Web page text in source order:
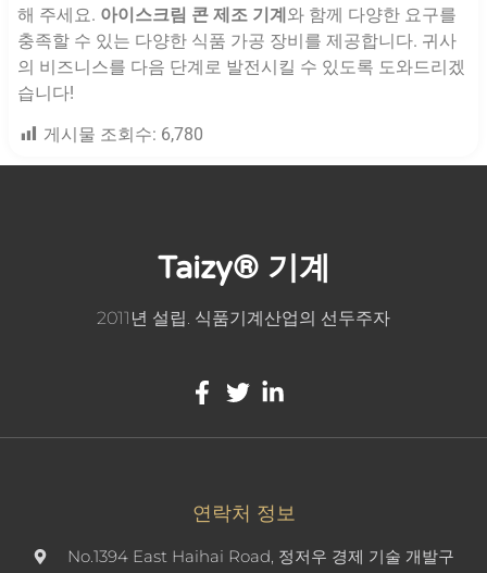
해 주세요. 아이스크림 콘 제조 기계와 함께 다양한 요구를
충족할 수 있는 다양한 식품 가공 장비를 제공합니다. 귀사
의 비즈니스를 다음 단계로 발전시킬 수 있도록 도와드리겠
습니다!
게시물 조회수: 6,780
Taizy® 기계
2011년 설립. 식품기계산업의 선두주자
연락처 정보
No.1394 East Haihai Road, 정저우 경제 기술 개발구